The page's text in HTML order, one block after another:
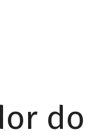
do